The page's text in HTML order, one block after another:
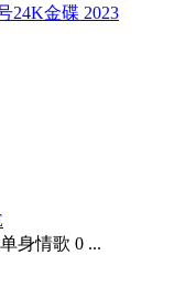
24K金碟 2023
身情歌 0 ...